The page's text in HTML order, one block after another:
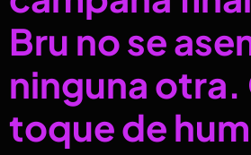
Bru no se
ninguna otra.
toque de